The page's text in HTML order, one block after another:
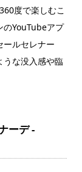
度で楽しむこ
のYouTubeアプ
ールセレナー
うな没入感や臨
ーデ -